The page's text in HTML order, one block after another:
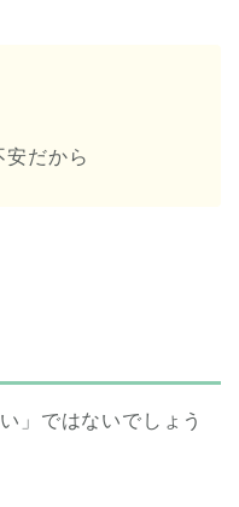
だから
」ではないでしょう